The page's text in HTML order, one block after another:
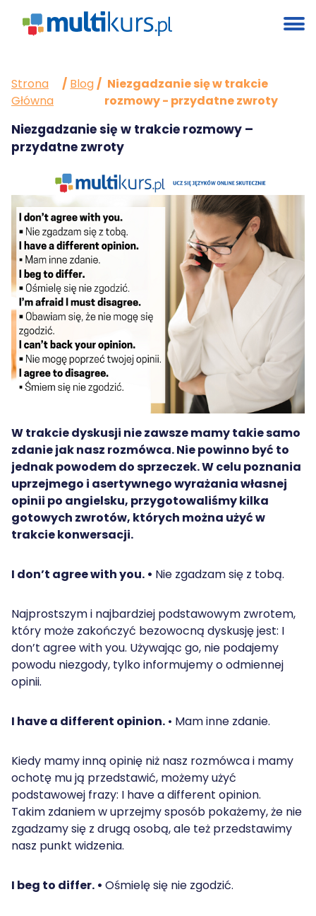
Strona
Główna
/ Blog/ Niezgadzanie się w trakcie
rozmowy - przydatne zwroty
Niezgadzanie się w trakcie rozmowy –
przydatne zwroty
W trakcie dyskusji nie zawsze mamy takie samo
zdanie jak nasz rozmówca. Nie powinno być to
jednak powodem do sprzeczek. W celu poznania
uprzejmego i asertywnego wyrażania własnej
opinii po angielsku, przygotowaliśmy kilka
gotowych zwrotów, których można użyć w
trakcie konwersacji.
I don’t agree with you. • Nie zgadzam się z tobą.
Najprostszym i najbardziej podstawowym zwrotem,
który może zakończyć bezowocną dyskusję jest: I
don’t agree with you. Używając go, nie podajemy
powodu niezgody, tylko informujemy o odmiennej
opinii.
I have a different opinion. • Mam inne zdanie.
Kiedy mamy inną opinię niż nasz rozmówca i mamy
ochotę mu ją przedstawić, możemy użyć
podstawowej frazy: I have a different opinion.
Takim zdaniem w uprzejmy sposób pokażemy, że nie
zgadzamy się z drugą osobą, ale też przedstawimy
nasz punkt widzenia.
I beg to differ. • Ośmielę się nie zgodzić.